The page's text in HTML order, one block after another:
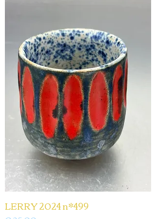
LERRY 2024 n*499